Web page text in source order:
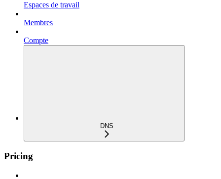
Espaces de travail
Membres
Compte
DNS
Pricing